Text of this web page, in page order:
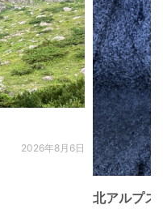
2026年8月6日
北アルプ